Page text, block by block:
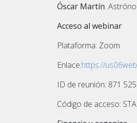
Óscar Martín.
Acceso al webinar
Plataforma: Zoom
Enlace:https://
ID de reunión: 871
Código de acceso: